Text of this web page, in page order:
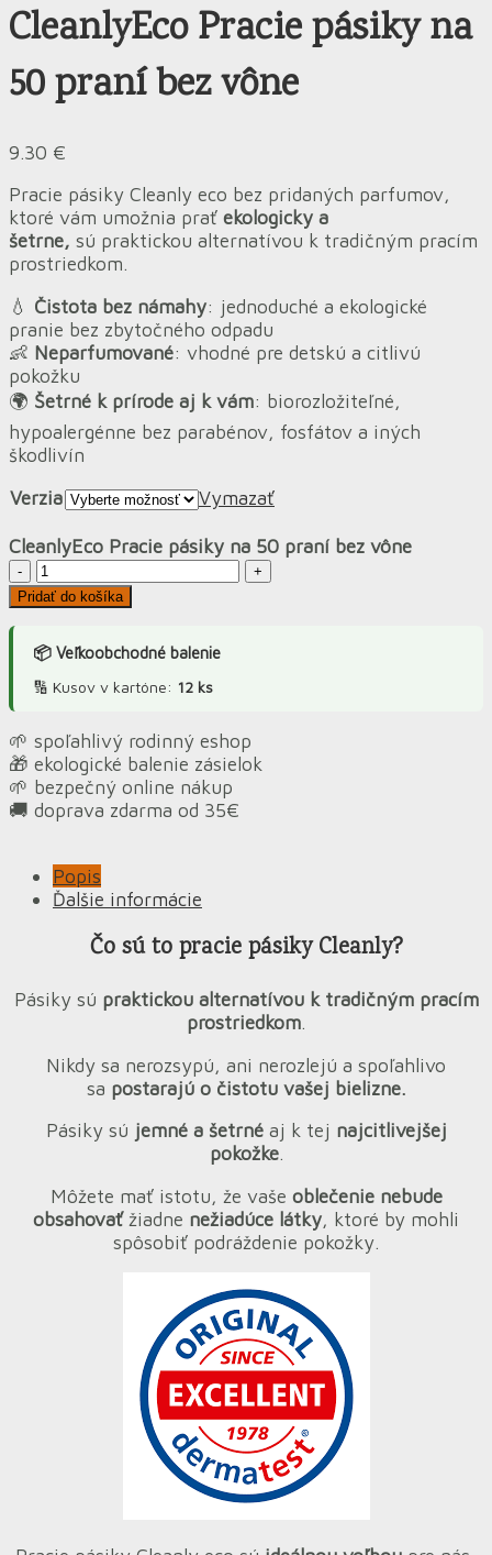
CleanlyEco Pracie pásiky na
50 praní bez vône
9.30 €
Pracie pásiky Cleanly eco bez pridaných parfumov,
ktoré vám umožnia prať ekologicky a
šetrne, sú praktickou alternatívou k tradičným pracím
prostriedkom.
💧 Čistota bez námahy: jednoduché a ekologické
pranie bez zbytočného odpadu
👶 Neparfumované: vhodné pre detskú a citlivú
pokožku
🌍 Šetrné k prírode aj k vám: biorozložiteľné,
hypoalergénne bez parabénov, fosfátov a iných
škodlivín
Verzia
Vymazať
CleanlyEco Pracie pásiky na 50 praní bez vône
množstvo
CleanlyEco
Pracie
na
50
vône
Pridať do košíka
📦 Veľkoobchodné balenie
🔢 Kusov v kartóne: 12 ks
🌱 spoľahlivý rodinný eshop
🎁 ekologické balenie zásielok
🌱 bezpečný online nákup
🚚 doprava zdarma od 35€
Popis
Ďalšie informácie
Čo sú to pracie pásiky Cleanly?
Pásiky sú praktickou alternatívou k tradičným pracím
prostriedkom.
Nikdy sa nerozsypú, ani nerozlejú a spoľahlivo
sa postarajú o čistotu vašej bielizne.
Pásiky sú jemné a šetrné aj k tej najcitlivejšej
pokožke.
Môžete mať istotu, že vaše oblečenie nebude
obsahovaťžiadne nežiadúce látky, ktoré by mohli
spôsobiť podráždenie pokožky.